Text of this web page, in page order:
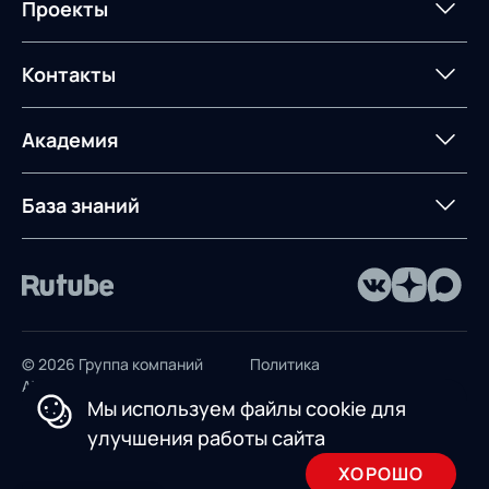
планирование
Управление
контейнерным
терминалом
Оборудование для склада
Техническое оснащение
Постпроектное
Проекты
Проекты
Контакты
Контакты
Академия
Предложение для
База знаний
© 2026 Группа компаний
AXELOT
Политика
Пользовательское
соглашение
Мы используем файлы cookie для
улучшения работы сайта
ХОРОШО